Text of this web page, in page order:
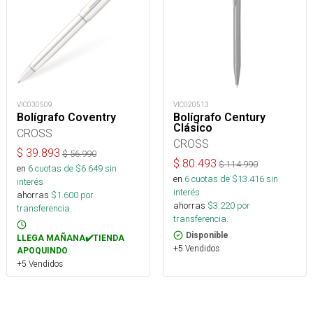
VIC030509
Bolígrafo Coventry
CROSS
$ 39.893 $56.990
en 6cuotas de $6.649sin
interés
ahorras $1.600 por
transferencia.
LLEGA MAÑANA✔️TIENDA
APOQUINDO
+5 Vendidos
VIC020513
Bolígrafo Century
Clásico
CROSS
$ 80.493 $114.990
en 6cuotas de $13.416sin
interés
ahorras $3.220 por
transferencia.
Disponible
+5 Vendidos